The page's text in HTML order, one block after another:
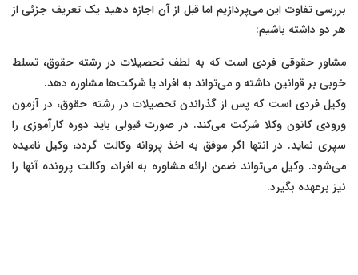
بررسی تفاوت این می‌پردازیم اما قبل از آن اجازه دهید یک تعریف جزئی از
هر دو داشته باشیم:
مشاور حقوقی فردی است که به لطف تحصیلات در رشته حقوق، تسلط
خوبی بر قوانین داشته و می‌تواند به افراد یا شرکت‌ها مشاوره دهد.
وکیل فردی است که پس از گذراندن تحصیلات در رشته حقوق، در آزمون
ورودی کانون وکلا شرکت می‌کند. در صورت قبولی باید دوره کارآموزی را
سپری نماید. در انتها اگر موفق به اخذ پروانه وکالت گردد، وکیل نامیده
می‌شود. وکیل می‌تواند ضمن ارائه مشاوره به افراد، وکالت پرونده‌ آنها را
نیز برعهده بگیرد.